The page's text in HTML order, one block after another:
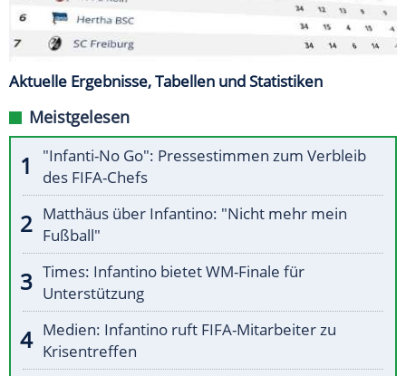
Aktuelle Ergebnisse, Tabellen und Statistiken
Meistgelesen
"Infanti-No Go": Pressestimmen zum Verbleib
des FIFA-Chefs
Matthäus über Infantino: "Nicht mehr mein
Fußball"
Times: Infantino bietet WM-Finale für
Unterstützung
Medien: Infantino ruft FIFA-Mitarbeiter zu
Krisentreffen